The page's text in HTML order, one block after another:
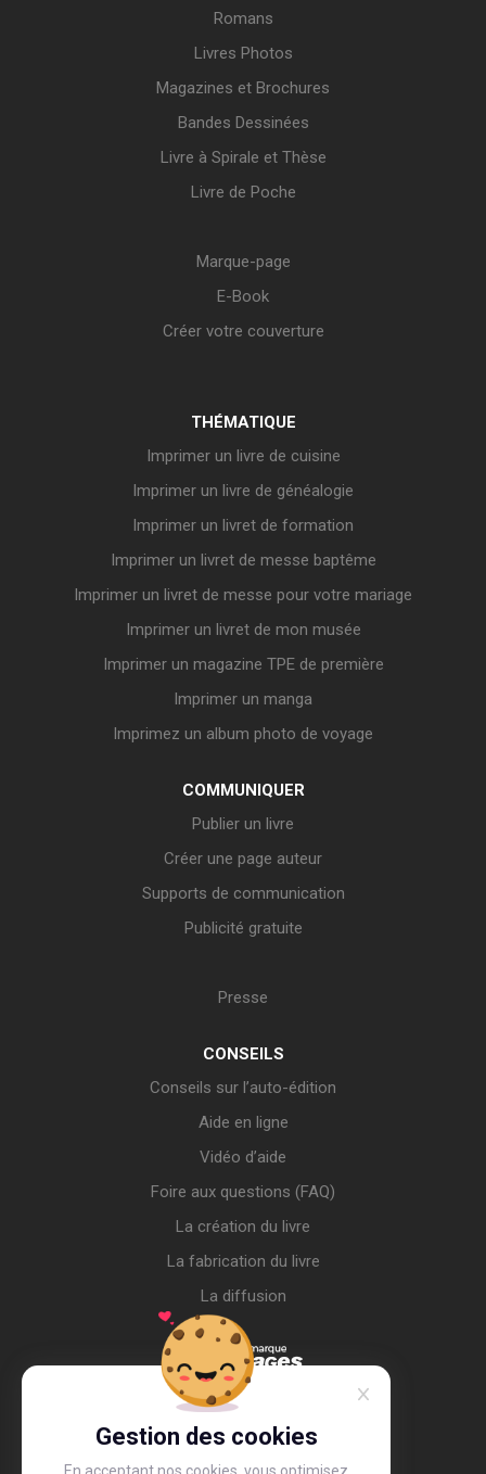
Gestion des cookies
Romans
Livres Photos
Magazines et Brochures
Bandes Dessinées
Livre à Spirale et Thèse
Livre de Poche
Marque-page
E-Book
Créer votre couverture
THÉMATIQUE
Imprimer un livre de cuisine
Imprimer un livre de généalogie
Imprimer un livret de formation
Imprimer un livret de messe baptême
Imprimer un livret de messe pour votre mariage
Imprimer un livret de mon musée
Imprimer un magazine TPE de première
Imprimer un manga
Imprimez un album photo de voyage
COMMUNIQUER
Publier un livre
Créer une page auteur
Supports de communication
Publicité gratuite
Presse
CONSEILS
Conseils sur l’auto-édition
Aide en ligne
Vidéo d’aide
Foire aux questions (FAQ)
La création du livre
La fabrication du livre
La diffusion